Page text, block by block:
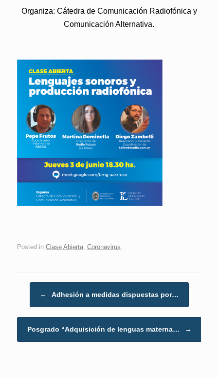
Organiza: Cátedra de Comunicación Radiofónica y
Comunicación Alternativa.
Posted in Clase Abierta Coronavirus
← Adhesión a medidas dispuestas por…
Posgrado “Adquisición de lenguas materna… →